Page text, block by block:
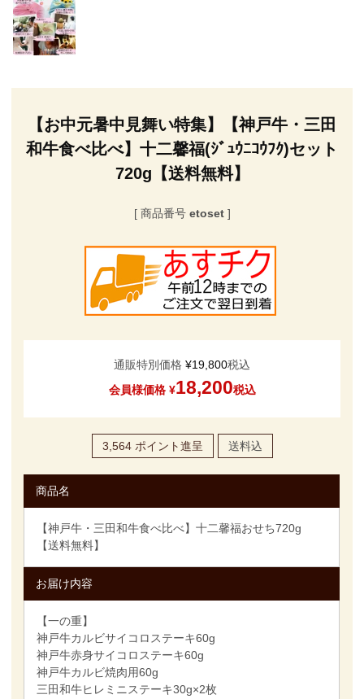
【お中元暑中見舞い特集】【神戸牛・三田
和牛食べ比べ】十二馨福(ｼﾞｭｳﾆｺｳﾌｸ)セット
720g【送料無料】
商品番号 etoset
通販特別価格 ¥19,800税込
会員様価格 ¥18,200税込
3,564 ポイント進呈 送料込
商品名
【神戸牛・三田和牛食べ比べ】十二馨福おせち720g
【送料無料】
お届け内容
【一の重】
神戸牛カルビサイコロステーキ60g
神戸牛赤身サイコロステーキ60g
神戸牛カルビ焼肉用60g
三田和牛ヒレミニステーキ30g×2枚